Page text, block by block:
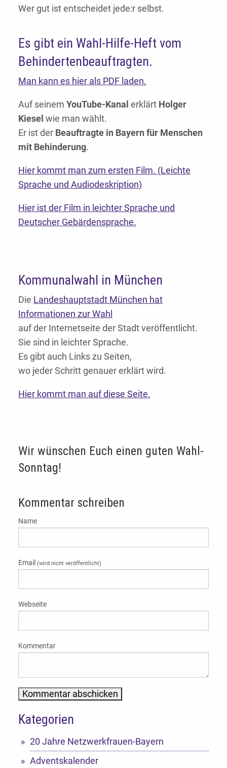
Wer gut ist entscheidet jede:r selbst.
Es gibt ein Wahl-Hilfe-Heft vom
Behindertenbeauftragten.
Man kann es hier als PDF laden.
Auf seinem YouTube-Kanal erklärt Holger
Kiesel wie man wählt.
Er ist der Beauftragte in Bayern für Menschen
mit Behinderung.
Hier kommt man zum ersten Film. (Leichte
Sprache und Audiodeskription)
Hier ist der Film in leichter Sprache und
Deutscher Gebärdensprache.
Kommunalwahl in München
Die Landeshauptstadt München hat
Informationen zur Wahl
auf der Internetseite der Stadt veröffentlicht.
Sie sind in leichter Sprache.
Es gibt auch Links zu Seiten,
wo jeder Schritt genauer erklärt wird.
Hier kommt man auf diese Seite.
Wir wünschen Euch einen guten Wahl-
Sonntag!
Kommentar schreiben
Name
Email (wird nicht veröffentlicht)
Webseite
Kommentar
Alternative:
Kategorien
20 Jahre Netzwerkfrauen-Bayern
Adventskalender